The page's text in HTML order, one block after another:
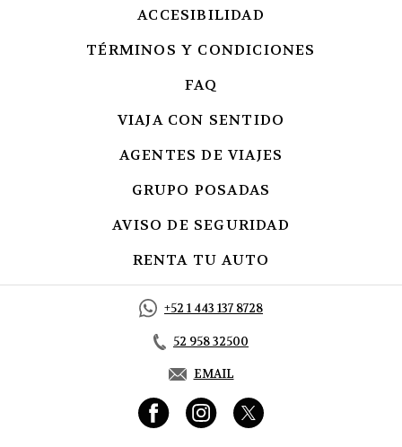
ACCESIBILIDAD
TÉRMINOS Y CONDICIONES
FAQ
VIAJA CON SENTIDO
AGENTES DE VIAJES
GRUPO POSADAS
AVISO DE SEGURIDAD
RENTA TU AUTO
+52 1 443 137 8728
52 958 32500
EMAIL